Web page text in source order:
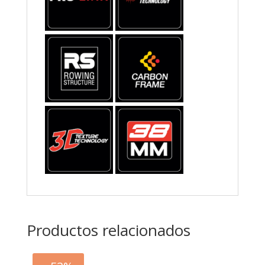
Productos relacionados